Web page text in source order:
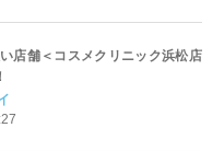
店舗＜コスメクリニック浜松店